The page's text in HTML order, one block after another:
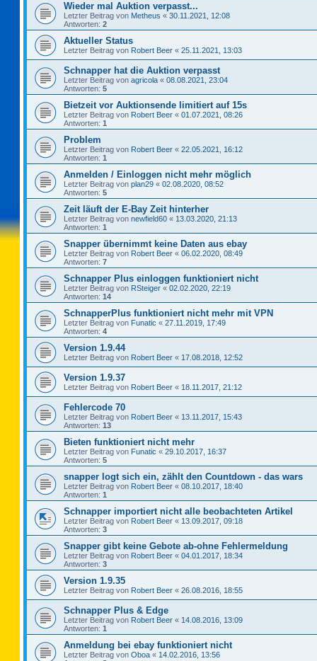
Wieder mal Auktion verpasst...
Letzter Beitrag von Metheus « 30.11.2021, 12:08
Antworten: 2
Aktueller Status
Letzter Beitrag von Robert Beer « 25.11.2021, 13:03
Schnapper hat die Auktion verpasst
Letzter Beitrag von agricola « 08.08.2021, 23:04
Antworten: 5
Bietzeit vor Auktionsende limitiert auf 15s
Letzter Beitrag von Robert Beer « 01.07.2021, 08:26
Antworten: 1
Problem
Letzter Beitrag von Robert Beer « 22.05.2021, 16:12
Antworten: 1
Anmelden / Einloggen nicht mehr möglich
Letzter Beitrag von plan29 « 02.08.2020, 08:52
Antworten: 5
Zeit läuft der E-Bay Zeit hinterher
Letzter Beitrag von newfield60 « 13.03.2020, 21:13
Antworten: 1
Snapper übernimmt keine Daten aus ebay
Letzter Beitrag von Robert Beer « 06.02.2020, 08:49
Antworten: 7
Schnapper Plus einloggen funktioniert nicht
Letzter Beitrag von RSteiger « 02.02.2020, 22:19
Antworten: 14
SchnapperPlus funktioniert nicht mehr mit VPN
Letzter Beitrag von Funatic « 27.11.2019, 17:49
Antworten: 4
Version 1.9.44
Letzter Beitrag von Robert Beer « 17.08.2018, 12:52
Version 1.9.37
Letzter Beitrag von Robert Beer « 18.11.2017, 21:12
Fehlercode 70
Letzter Beitrag von Robert Beer « 13.11.2017, 15:43
Antworten: 13
Bieten funktioniert nicht mehr
Letzter Beitrag von Funatic « 29.10.2017, 16:37
Antworten: 5
snapper logt sich ein, zählt den Countdown - das wars
Letzter Beitrag von Robert Beer « 08.10.2017, 18:40
Antworten: 1
Schnapper importiert nicht alle beobachteten Artikel
Letzter Beitrag von Robert Beer « 13.09.2017, 09:18
Antworten: 3
Snapper gibt keine Gebote ab-ohne Fehlermeldung
Letzter Beitrag von Robert Beer « 04.01.2017, 18:34
Antworten: 3
Version 1.9.35
Letzter Beitrag von Robert Beer « 26.08.2016, 18:55
Schnapper Plus & Edge
Letzter Beitrag von Robert Beer « 14.08.2016, 13:09
Antworten: 1
Anmeldung bei ebay funktioniert nicht
Letzter Beitrag von Oboa « 14.02.2016, 13:56